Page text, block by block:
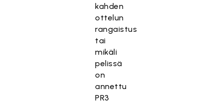
kahden
ottelun
rangaistus
tai
mikäli
pelissä
on
annettu
PR3